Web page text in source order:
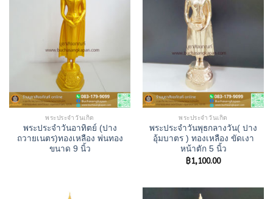
พระประจำวันเกิด
พระประจำวันอาทิตย์ (ปาง
ถวายเนตร)ทองเหลือง พ่นทอง
ขนาด 9 นิ้ว
พระประจำวันเกิด
พระประจำวันพุธกลางวัน( ปาง
อุ้มบาตร ) ทองเหลือง ขัดเงา
หน้าตัก 5 นิ้ว
฿1,100.00